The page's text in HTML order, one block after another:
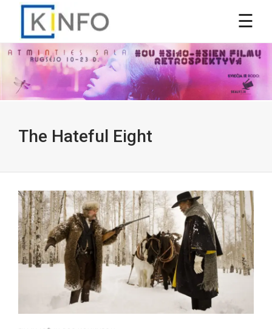
The Hateful Eight